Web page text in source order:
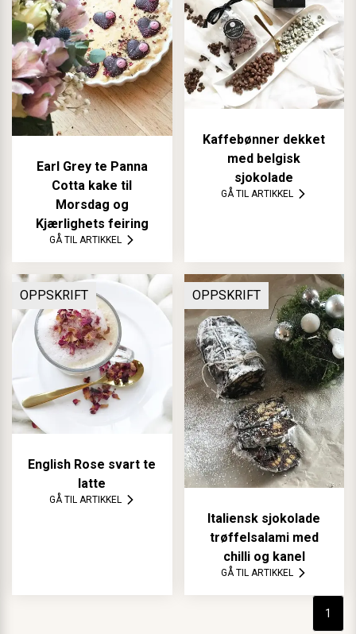
Earl Grey te Panna
Cotta kake til
Morsdag og
Kjærlighets feiring
GÅ TIL ARTIKKEL
Kaffebønner dekket
med belgisk
sjokolade
GÅ TIL ARTIKKEL
OPPSKRIFT
English Rose svart te
latte
GÅ TIL ARTIKKEL
OPPSKRIFT
Italiensk sjokolade
trøffelsalami med
chilli og kanel
GÅ TIL ARTIKKEL
1